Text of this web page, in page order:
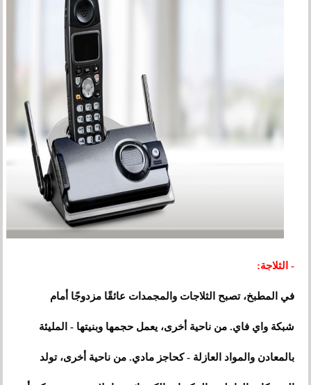
- الثلاجة:
في المطبخ، تصبح الثلاجات والمجمدات عائقًا مزدوجًا أمام
شبكة واي فاي. من ناحية أخرى، يعمل حجمها وبنيتها - المليئة
بالمعادن والمواد العازلة - كحاجز مادي. من ناحية أخرى، تولد